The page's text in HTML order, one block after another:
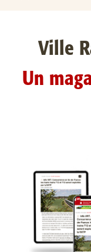
Ville
Un